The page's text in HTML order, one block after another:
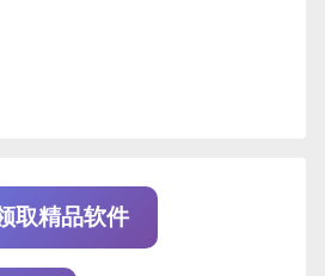
取精品软件